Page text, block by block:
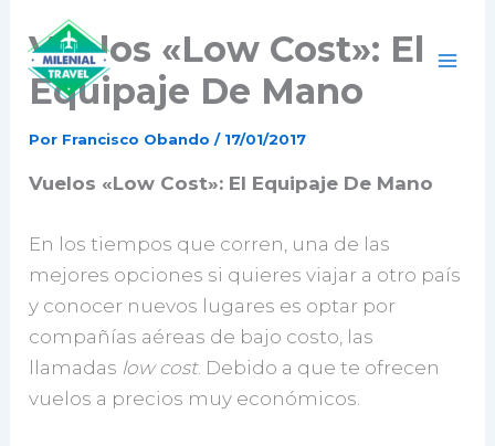
contenido
Vuelos «Low Cost»: El
Equipaje De Mano
Por Francisco Obando/ 17/01/2017
Vuelos «Low Cost»: El Equipaje De Mano
En los tiempos que corren, una de las
mejores opciones si quieres viajar a otro país
y conocer nuevos lugares es optar por
compañías aéreas de bajo costo, las
llamadas low cost. Debido a que te ofrecen
vuelos a precios muy económicos.